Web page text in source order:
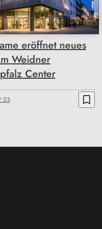
eröffnet neues
Weidner
Center
bookmark_border